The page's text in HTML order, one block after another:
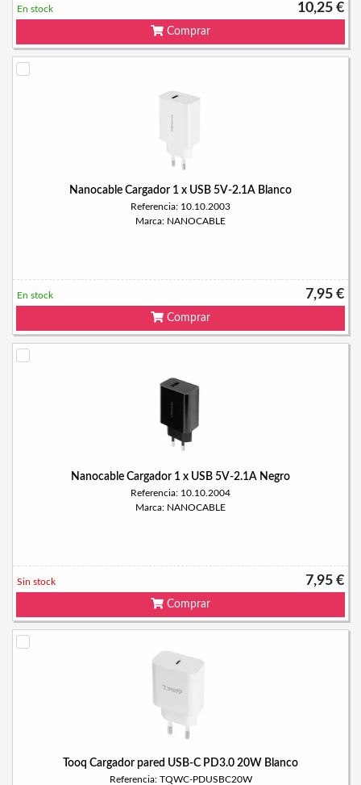
10,25 €
En stock
Comprar
Nanocable Cargador 1 x USB 5V-2.1A Blanco
Referencia: 10.10.2003
Marca: NANOCABLE
7,95 €
En stock
Comprar
Nanocable Cargador 1 x USB 5V-2.1A Negro
Referencia: 10.10.2004
Marca: NANOCABLE
7,95 €
Sin stock
Comprar
Tooq Cargador pared USB-C PD3.0 20W Blanco
Referencia: TQWC-PDUSBC20W